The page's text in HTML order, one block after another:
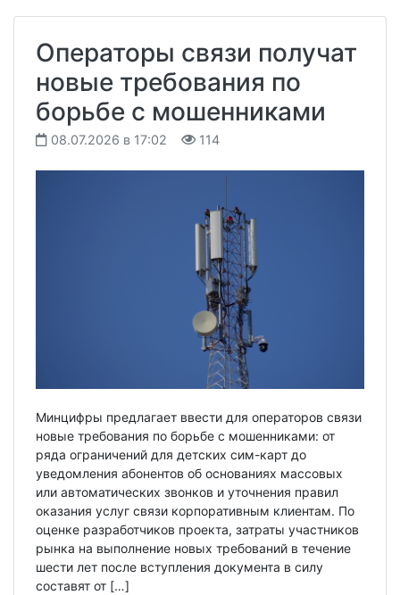
Операторы связи получат
новые требования по
борьбе с мошенниками
08.07.2026 в 17:02 114
Минцифры предлагает ввести для операторов связи
новые требования по борьбе с мошенниками: от
ряда ограничений для детских сим-карт до
уведомления абонентов об основаниях массовых
или автоматических звонков и уточнения правил
оказания услуг связи корпоративным клиентам. По
оценке разработчиков проекта, затраты участников
рынка на выполнение новых требований в течение
шести лет после вступления документа в силу
составят от […]